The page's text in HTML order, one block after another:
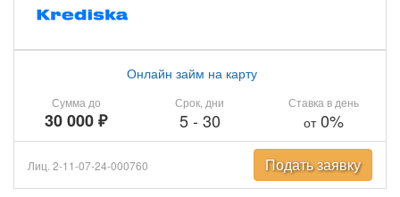
Сумма до
30 000 ₽
Онлайн займ на карту
Срок, дни
5- 30
Ставка в день
от0%
Лиц. 2-11-07-24-000760 Подать заявку